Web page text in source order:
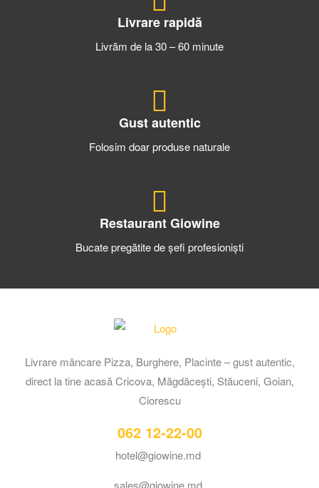
Livrare rapidă
Livrăm de la 30 – 60 minute
Gust autentic
Folosim doar produse naturale
Restaurant Giowine
Bucate pregătite de șefi profesioniști
Livrare mâncare Pizza, Burghere, Placinte – gust autentic,
direct la tine acasă Cricova, Măgdăcești, Stăuceni, Goian,
Ciorescu
062 12-22-00
hotel@giowine.md
sales@giowine.md